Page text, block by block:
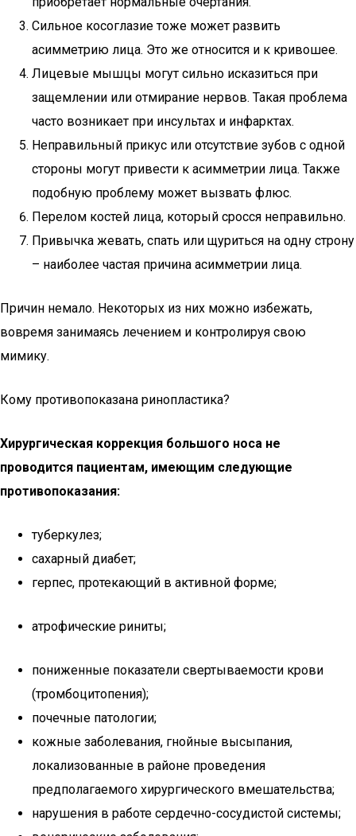
Сильное косоглазие тоже может развить
асимметрию лица. Это же относится и к кривошее.
Лицевые мышцы могут сильно исказиться при
защемлении или отмирание нервов. Такая проблема
часто возникает при инсультах и инфарктах.
Неправильный прикус или отсутствие зубов с одной
стороны могут привести к асимметрии лица. Также
подобную проблему может вызвать флюс.
Перелом костей лица, который сросся неправильно.
Привычка жевать, спать или щуриться на одну строну
– наиболее частая причина асимметрии лица.
Причин немало. Некоторых из них можно избежать,
вовремя занимаясь лечением и контролируя свою
мимику.
Кому противопоказана ринопластика?
Хирургическая коррекция большого носа не
проводится пациентам, имеющим следующие
противопоказания:
туберкулез;
сахарный диабет;
герпес, протекающий в активной форме;
атрофические риниты;
пониженные показатели свертываемости крови
(тромбоцитопения);
почечные патологии;
кожные заболевания, гнойные высыпания,
локализованные в районе проведения
предполагаемого хирургического вмешательства;
нарушения в работе сердечно-сосудистой системы;